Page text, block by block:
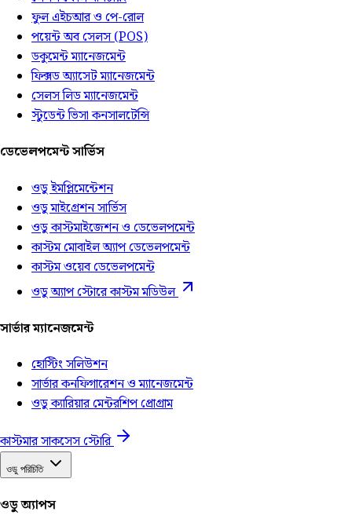
ফুল এইচআর ও পে-রোল
পয়েন্ট অব সেলস (POS)
ডকুমেন্ট ম্যানেজমেন্ট
ফিক্সড অ্যাসেট ম্যানেজমেন্ট
সেলস লিড ম্যানেজমেন্ট
স্টুডেন্ট ভিসা কনসালটেন্সি
ডেভেলপমেন্ট সার্ভিস
ওডু ইমপ্লিমেন্টেশন
ওডু মাইগ্রেশন সার্ভিস
ওডু কাস্টমাইজেশন ও ডেভেলপমেন্ট
কাস্টম মোবাইল অ্যাপ ডেভেলপমেন্ট
কাস্টম ওয়েব ডেভেলপমেন্ট
ওডু অ্যাপ স্টোরে কাস্টম মডিউল
সার্ভার ম্যানেজমেন্ট
হোস্টিং সলিউশন
সার্ভার কনফিগারেশন ও ম্যানেজমেন্ট
ওডু ক্যারিয়ার মেন্টরশিপ প্রোগ্রাম
কাস্টমার সাকসেস স্টোরি
ওডু পরিচিতি
ওডু অ্যাপস